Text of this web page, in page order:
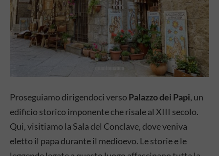
Proseguiamo dirigendoci verso Palazzo dei Papi, un
edificio storico imponente che risale al XIII secolo.
Qui, visitiamo la Sala del Conclave, dove veniva
eletto il papa durante il medioevo. Le storie e le